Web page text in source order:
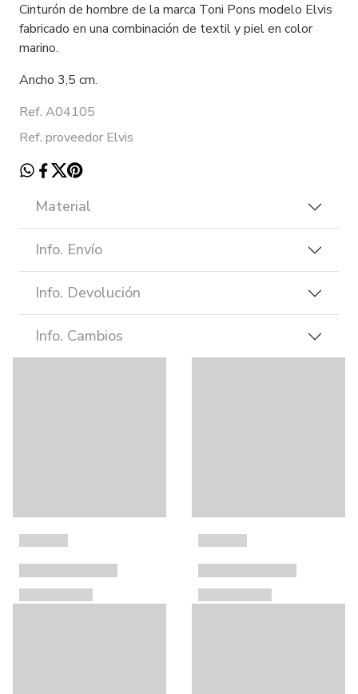
Cinturón de hombre de la marca Toni Pons modelo Elvis
fabricado en una combinación de textil y piel en color
marino.
Ancho 3,5 cm.
Ref. A04105
Ref. proveedor Elvis
Material
Info. Envío
Info. Devolución
Info. Cambios